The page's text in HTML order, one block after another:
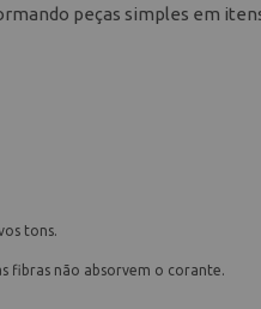
peças simples em
tons.
fibras não absorvem o corante.